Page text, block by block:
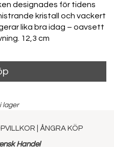
designades för tidens
kristall och vackert
lika bra idag – oavsett
12,3 cm
lager
ÅNGRA KÖP
Handel